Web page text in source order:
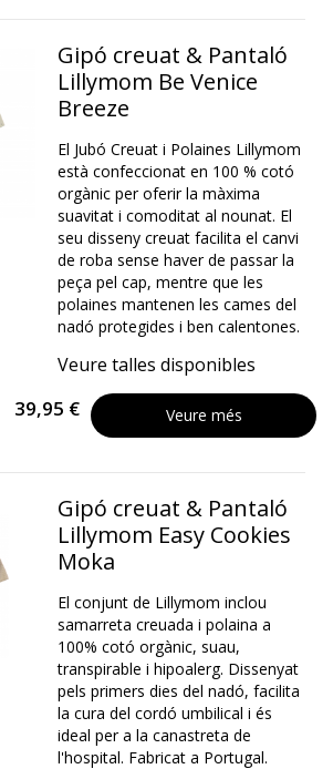
Gipó creuat & Pantaló
Lillymom Be Venice
Breeze
El Jubó Creuat i Polaines Lillymom
està confeccionat en 100 % cotó
orgànic per oferir la màxima
suavitat i comoditat al nounat. El
seu disseny creuat facilita el canvi
de roba sense haver de passar la
peça pel cap, mentre que les
polaines mantenen les cames del
nadó protegides i ben calentones.
Veure talles disponibles
39,95 € Veure més
Gipó creuat & Pantaló
Lillymom Easy Cookies
Moka
El conjunt de Lillymom inclou
samarreta creuada i polaina a
100% cotó orgànic, suau,
transpirable i hipoalerg. Dissenyat
pels primers dies del nadó, facilita
la cura del cordó umbilical i és
ideal per a la canastreta de
l'hospital. Fabricat a Portugal.